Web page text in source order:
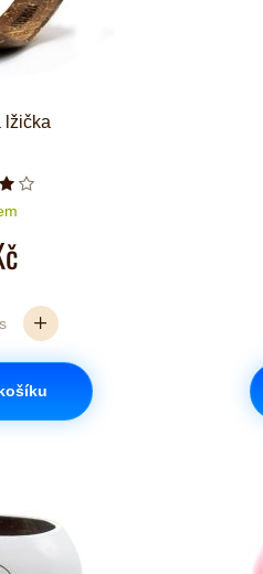
lžička
hvězdiček je 4 z 5